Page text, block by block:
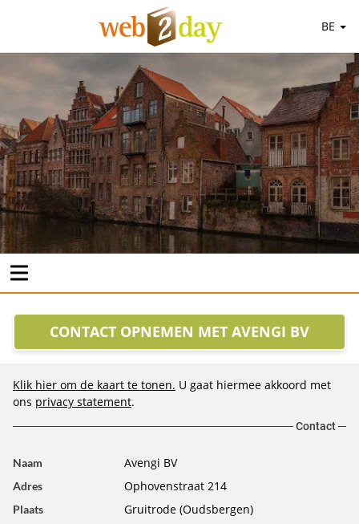
BE
CONTACT OPNEMEN MET AVENGI BV
Klik hier om de kaart te tonen. U gaat hiermee akkoord met
ons privacy statement.
Contact
Naam Avengi BV
Adres Ophovenstraat 214
Plaats Gruitrode (Oudsbergen)